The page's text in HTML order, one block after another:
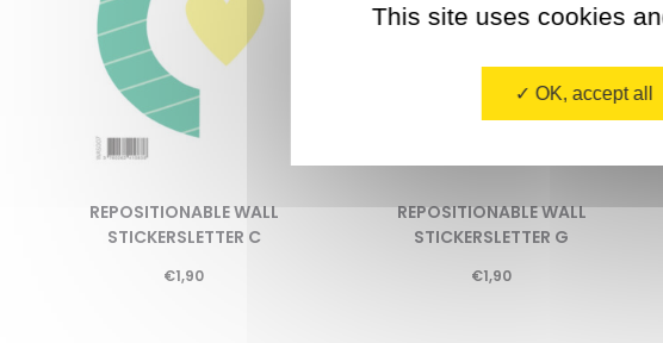
REPOSITIONABLE WALL
STICKERSLETTER C
€1,90
REPOSITIONABLE WALL
STICKERSLETTER G
€1,90
This site uses cookies
OK, accept all